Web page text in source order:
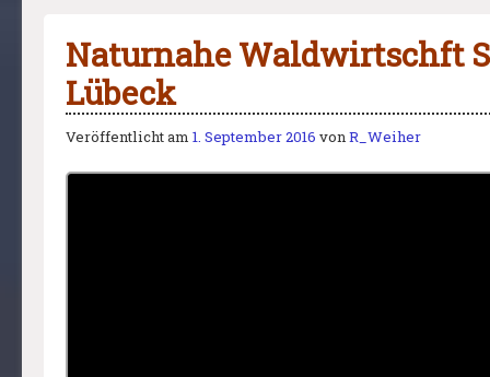
Naturnahe Waldwirtschft
Lübeck
Veröffentlicht am 1. September 2016 vonR_Weiher